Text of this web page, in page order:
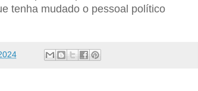
tenha mudado o pessoal político